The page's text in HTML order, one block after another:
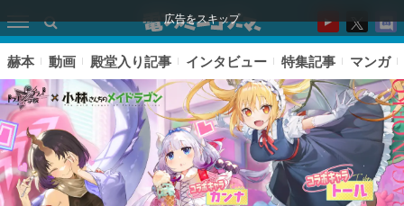
広告をスキップ
赫本 動画 殿堂入り記事 インタビュー 特集記事 マンガ